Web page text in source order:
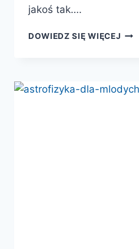
jakoś tak….
DOWIEDZ SIĘ WIĘCEJ